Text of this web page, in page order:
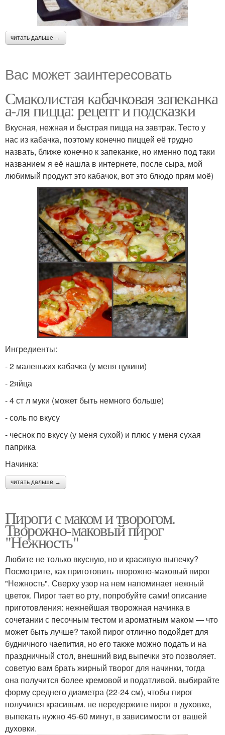
читать дальше →
Вас может заинтересовать
Смаколистая кабачковая запеканка
а-ля пицца: рецепт и подсказки
Вкусная, нежная и быстрая пицца на завтрак. Тесто у
нас из кабачка, поэтому конечно пиццей её трудно
назвать, ближе конечно к запеканке, но именно под таки
названием я её нашла в интернете, после сыра, мой
любимый продукт это кабачок, вот это блюдо прям моё)
Ингредиенты:
- 2 маленьких кабачка (у меня цукини)
- 2яйца
- 4 ст л муки (может быть немного больше)
- соль по вкусу
- чеснок по вкусу (у меня сухой) и плюс у меня сухая
паприка
Начинка:
читать дальше →
Пироги с маком и творогом.
Творожно-маковый пирог
"Нежность"
Любите не только вкусную, но и красивую выпечку?
Посмотрите, как приготовить творожно-маковый пирог
"Нежность". Сверху узор на нем напоминает нежный
цветок. Пирог тает во рту, попробуйте сами! описание
приготовления: нежнейшая творожная начинка в
сочетании с песочным тестом и ароматным маком — что
может быть лучше? такой пирог отлично подойдет для
будничного чаепития, но его также можно подать и на
праздничный стол, внешний вид выпечки это позволяет.
советую вам брать жирный творог для начинки, тогда
она получится более кремовой и податливой. выбирайте
форму среднего диаметра (22-24 см), чтобы пирог
получился красивым. не передержите пирог в духовке,
выпекать нужно 45-60 минут, в зависимости от вашей
духовки.